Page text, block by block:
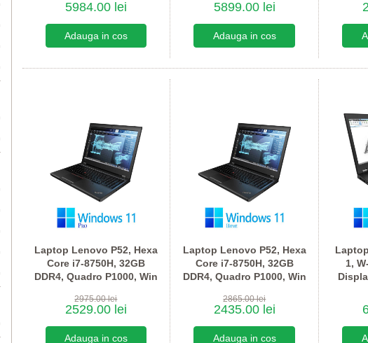
5984.00 lei 5899.00 lei
Laptop Lenovo P52, Hexa
Core i7-8750H, 32GB
DDR4, Quadro P1000, Win
2975.00 lei
2529.00 lei
Laptop Lenovo P52, Hexa
Core i7-8750H, 32GB
DDR4, Quadro P1000, Win
2865.00 lei
2435.00 lei
1,